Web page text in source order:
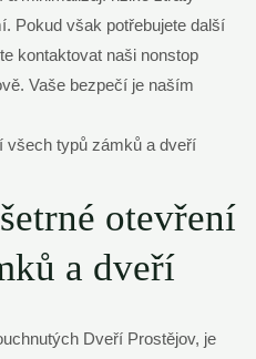
Pokud však potřebujete další
kontaktovat naši nonstop
Vaše bezpečí je naším
otevření
a dveří
Dveří Prostějov, je